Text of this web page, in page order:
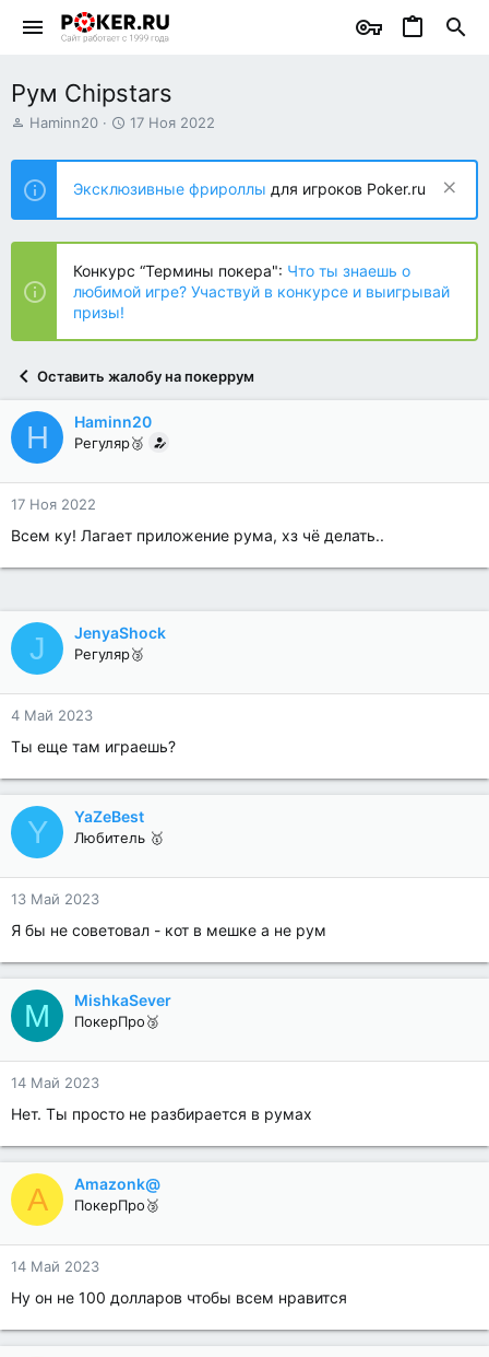
Рум Chipstars
А
т
о
р
т
е
ы
Haminn20
Д
т
н
а
ч
л
а
17 Ноя 2022
Эксклюзивные фрироллы для игроков Poker.ru
Конкурс “Термины покера": Что ты знаешь о
любимой игре? Участвуй в конкурсе и выигрывай
призы!
Оставить жалобу на покеррум
H Haminn20
Регуляр🥉
17 Ноя 2022
Всем ку! Лагает приложение рума, хз чё делать..
J JenyaShock
Регуляр🥉
4 Май 2023
Ты еще там играешь?
Y YaZeBest
Любитель 🥇
13 Май 2023
Я бы не советовал - кот в мешке а не рум
M MishkaSever
ПокерПро🥉
14 Май 2023
Нет. Ты просто не разбирается в румах
A Amazonk@
ПокерПро🥉
14 Май 2023
Ну он не 100 долларов чтобы всем нравится